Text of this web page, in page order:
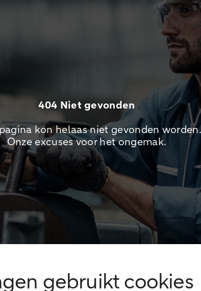
404 Niet gevonden
kon helaas niet gevonden
Onze excuses voor het ongemak.
gebruikt cookies